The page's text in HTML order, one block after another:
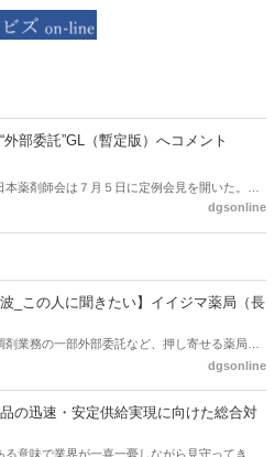
外部委託”GL（暫定版）へコメント
本薬剤師会は７月５日に定例会見を開いた。そ
いわゆる調剤業務の一部外部委託に関する暫定
dgsonline
波_この人に聞きたい】イイジマ薬局（長
剤業務の一部外部委託など、押し寄せる薬局業
この規制改革の波を薬局業界はどう受け止めた
ではこうした問題について、厚労省「薬局薬剤
に関するワーキンググループ」に参考人とし
ジマ薬局（長野県上田市）開設者である飯島裕
dgsonline
品の迅速・安定供給実現に向けた総合対
る意味で業界が一喜一憂しながら見守ってきた